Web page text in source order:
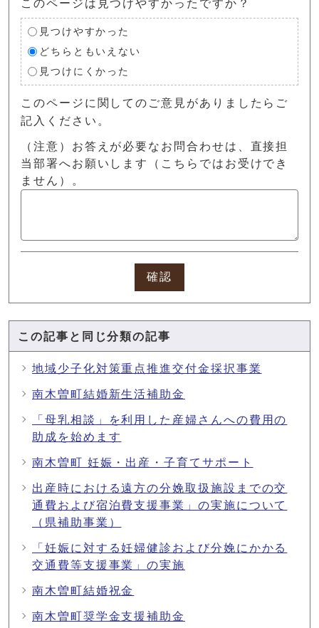
このページは見つけやすかったですか？
見つけやすかった
どちらともいえない
見つけにくかった
このページに関してのご意見がありましたらご
記入ください。
（注意）お答えが必要なお問合わせは、直接担
当部署へお願いします（こちらではお受けでき
ません）。
確認
この記事と同じ分類の記事
地域少子化対策重点推進交付金採択事業
南木曽町結婚新生活補助金
「母乳相談」を利用した産婦さんへの費用の
助成を始めます
南木曽町 妊娠・出産・子育てサポート
出産時における遠方の分娩取扱施設までの交
通費および宿泊費支援事業」の実施について
（県補助事業）
「妊娠に対する妊婦健診および分娩にかかる
交通費等支援事業」の実施
南木曽町結婚祝金
南木曽町奨学金支援補助金